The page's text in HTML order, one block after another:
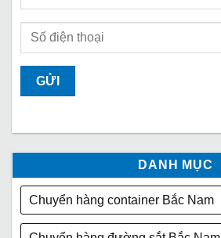
DANH MỤC
Chuyển hàng container Bắc Nam